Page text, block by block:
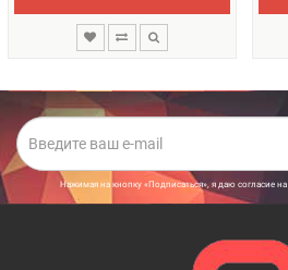
Нажимая на кнопку «Подписаться», я даю cогласие на